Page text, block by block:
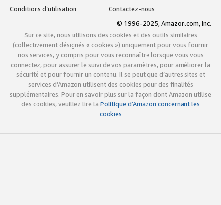
Conditions d’utilisation
Contactez-nous
© 1996-2025, Amazon.com, Inc.
Sur ce site, nous utilisons des cookies et des outils similaires
(collectivement désignés « cookies ») uniquement pour vous fournir
nos services, y compris pour vous reconnaître lorsque vous vous
connectez, pour assurer le suivi de vos paramètres, pour améliorer la
sécurité et pour fournir un contenu. Il se peut que d’autres sites et
services d’Amazon utilisent des cookies pour des finalités
supplémentaires. Pour en savoir plus sur la façon dont Amazon utilise
des cookies, veuillez lire la Politique d’Amazon concernant les
cookies